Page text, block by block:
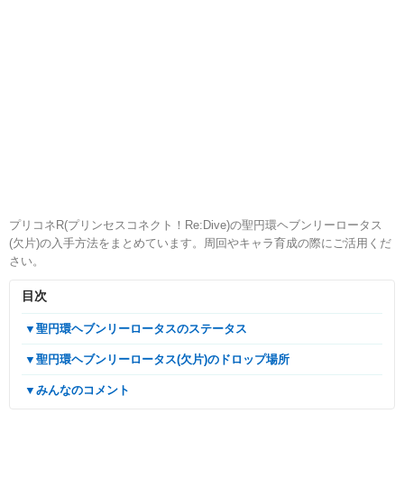
プリコネR(プリンセスコネクト！Re:Dive)の聖円環ヘブンリーロータス
(欠片)の入手方法をまとめています。周回やキャラ育成の際にご活用くだ
さい。
目次
▼聖円環ヘブンリーロータスのステータス
▼聖円環ヘブンリーロータス(欠片)のドロップ場所
▼みんなのコメント